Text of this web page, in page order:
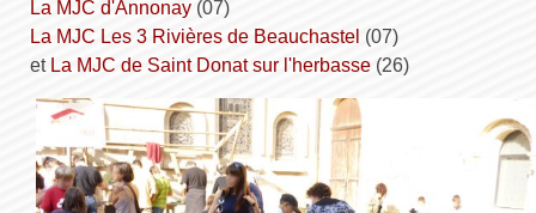
La MJC d'Annonay (07)
La MJC Les 3 Rivières de Beauchastel (07)
et La MJC de Saint Donat sur l'herbasse (26)